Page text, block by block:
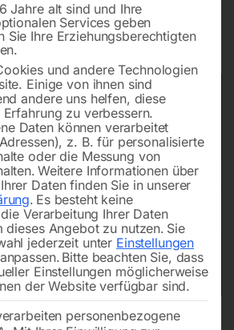
Jahre alt sind und Ihre
Services geben
Sie Ihre Erziehungsberechtigten
und andere Technologien
Einige von ihnen sind
andere uns helfen, diese
zu verbessern.
Daten können verarbeitet
z. B. für personalisierte
oder die Messung von
Weitere Informationen über
Daten finden Sie in unserer
. Es besteht keine
Verarbeitung Ihrer Daten
dieses Angebot zu nutzen. Sie
jederzeit unter Einstellungen
Bitte beachten Sie, dass
Einstellungen möglicherweise
der Website verfügbar sind.
personenbezogene